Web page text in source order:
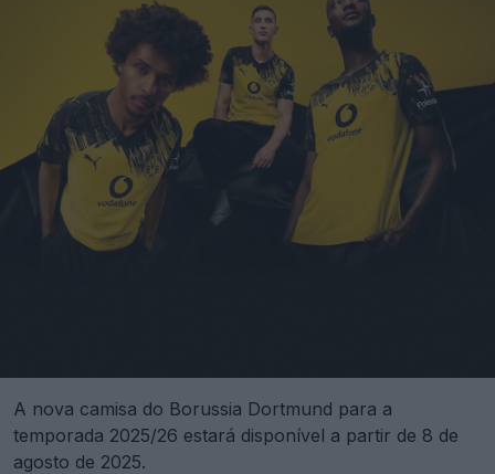
A nova camisa do Borussia Dortmund para a
temporada 2025/26 estará disponível a partir de 8 de
agosto de 2025.